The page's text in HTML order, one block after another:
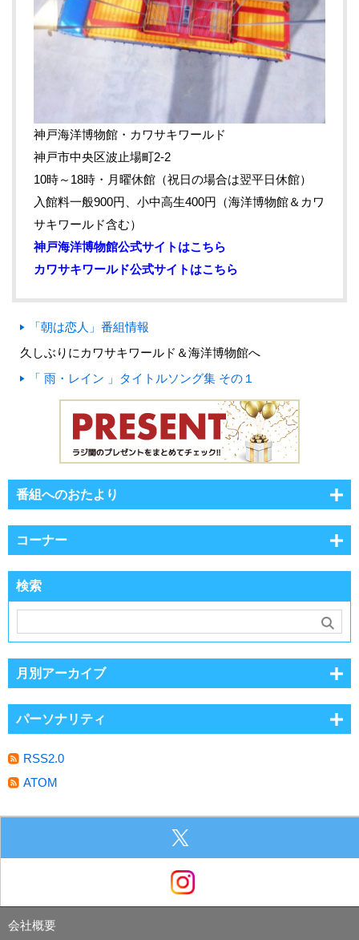
神戸海洋博物館・カワサキワールド
神戸市中央区波止場町2-2
10時～18時・月曜休館（祝日の場合は翌平日休館）
入館料一般900円、小中高生400円（海洋博物館＆カワ
サキワールド含む）
神戸海洋博物館公式サイトはこちら
カワサキワールド公式サイトはこちら
「朝は恋人」番組情報
久しぶりにカワサキワールド＆海洋博物館へ
「 雨・レイン 」タイトルソング集 その１
番組へのおたより
コーナー
検索
月別アーカイブ
パーソナリティ
RSS2.0
ATOM
会社概要